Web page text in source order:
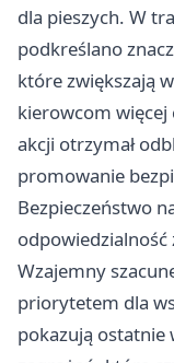
dla pieszych. W
podkreślano
które zwiększają
kierowcom więcej
akcji otrzymał
promowanie
Bezpieczeństwo
Wzajemny
priorytetem dla
pokazują ostatnie